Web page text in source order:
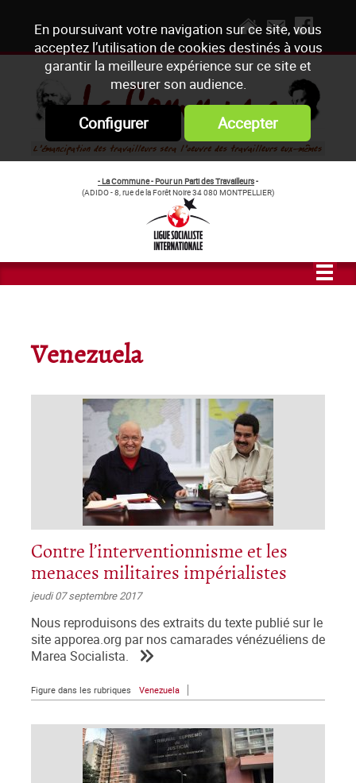
En poursuivant votre navigation sur ce site, vous
acceptez l’utilisation de cookies destinés à vous
garantir la meilleure expérience sur ce site et
mesurer son audience.
Configurer Accepter
- La Commune - Pour un Parti des Travailleurs-
(ADIDO - 8, rue de la Forêt Noire 34 080 MONTPELLIER)
Venezuela
Contre l’interventionnisme et les
menaces militaires impérialistes
jeudi 07 septembre 2017
Nous reproduisons des extraits du texte publié sur le
site apporea.org par nos camarades vénézuéliens de
Marea Socialista.
Figure dans les rubriques Venezuela